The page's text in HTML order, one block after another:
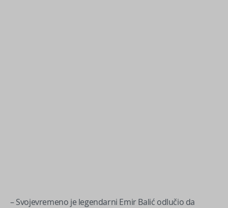
– Svojevremeno je legendarni Emir Balić odlučio da